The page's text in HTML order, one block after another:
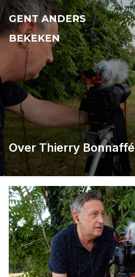
Ga
naar
de
inhoud
GENT ANDERS
BEKEKEN
Over Thierry Bonnaffé